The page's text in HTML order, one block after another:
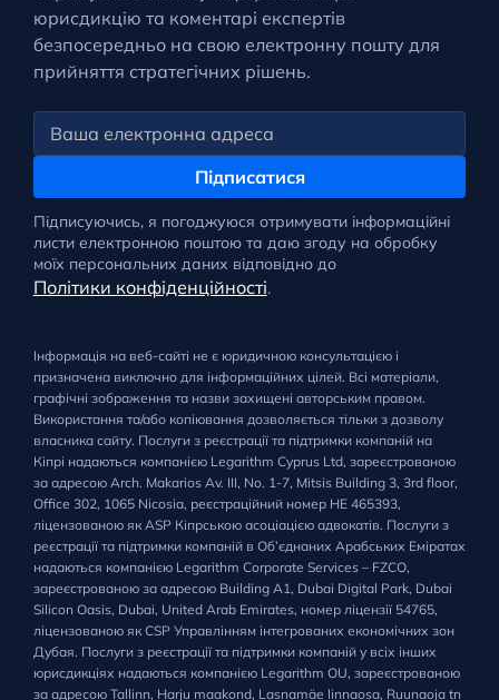
юрисдикцію та коментарі експертів
безпосередньо на свою електронну пошту для
прийняття стратегічних рішень.
Підписатися
Підписуючись, я погоджуюся отримувати інформаційні
листи електронною поштою та даю згоду на обробку
моїх персональних даних відповідно до
Політики конфіденційності.
Інформація на веб-сайті не є юридичною консультацією і
призначена виключно для інформаційних цілей. Всі матеріали,
графічні зображення та назви захищені авторським правом.
Використання та/або копіювання дозволяється тільки з дозволу
власника сайту. Послуги з реєстрації та підтримки компаній на
Кіпрі надаються компанією Legarithm Cyprus Ltd, зареєстрованою
за адресою Arch. Makarios Av. III, No. 1-7, Mitsis Building 3, 3rd floor,
Office 302, 1065 Nicosia, реєстраційний номер HE 465393,
ліцензованою як ASP Кіпрською асоціацією адвокатів. Послуги з
реєстрації та підтримки компаній в Об’єднаних Арабських Еміратах
надаються компанією Legarithm Corporate Services – FZCO,
зареєстрованою за адресою Building A1, Dubai Digital Park, Dubai
Silicon Oasis, Dubai, United Arab Emirates, номер ліцензії 54765,
ліцензованою як CSP Управлінням інтегрованих економічних зон
Дубая. Послуги з реєстрації та підтримки компаній у всіх інших
юрисдикціях надаються компанією Legarithm OU, зареєстрованою
за адресою Tallinn, Harju maakond, Lasnamäe linnaosa, Ruunaoja tn